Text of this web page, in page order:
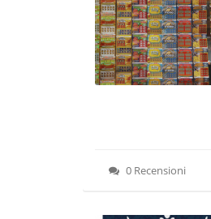
0 Recensioni